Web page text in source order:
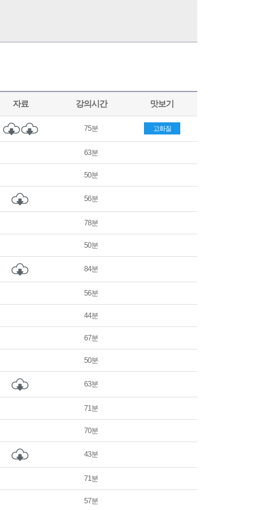
자료 강의시간 맛보기
75분 고화질
63분
50분
56분
78분
50분
84분
56분
44분
67분
50분
63분
71분
70분
43분
71분
57분